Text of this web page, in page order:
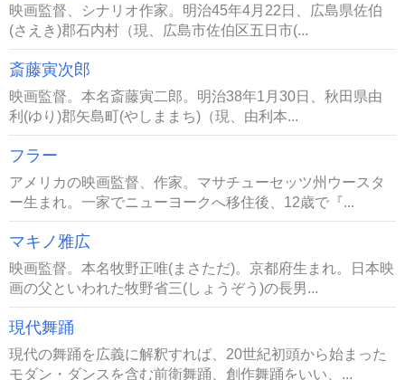
映画監督、シナリオ作家。明治45年4月22日、広島県佐伯
(さえき)郡石内村（現、広島市佐伯区五日市(...
斎藤寅次郎
映画監督。本名斎藤寅二郎。明治38年1月30日、秋田県由
利(ゆり)郡矢島町(やしままち)（現、由利本...
フラー
アメリカの映画監督、作家。マサチューセッツ州ウースタ
ー生まれ。一家でニューヨークへ移住後、12歳で『...
マキノ雅広
映画監督。本名牧野正唯(まさただ)。京都府生まれ。日本映
画の父といわれた牧野省三(しょうぞう)の長男...
現代舞踊
現代の舞踊を広義に解釈すれば、20世紀初頭から始まった
モダン・ダンスを含む前衛舞踊、創作舞踊をいい、...